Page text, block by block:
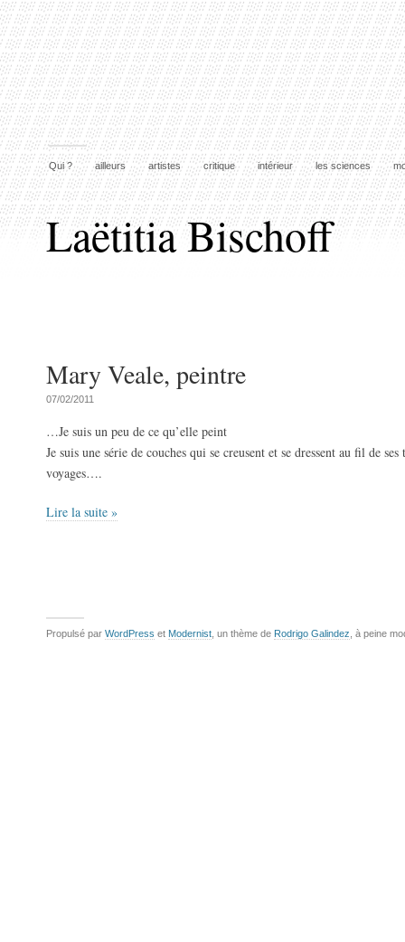
Qui ? ailleurs artistes critique intérieur les sciences
Laëtitia Bischoff
Mary Veale, peintre
07/02/2011
…Je suis un peu de ce qu’elle peint
Je suis une série de couches qui se creusent et se dressent au fil de ses
voyages….
Lire la suite »
Propulsé par WordPress et Modernist , un thème de Rodrigo Galindez , à peine